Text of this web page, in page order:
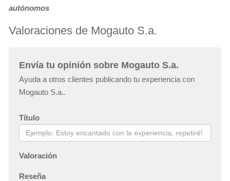
autónomos
Valoraciones de Mogauto S.a.
Envía tu opinión sobre Mogauto S.a.
Ayuda a otros clientes publicando tu experiencia con
Mogauto S.a..
Título
Valoración
Reseña